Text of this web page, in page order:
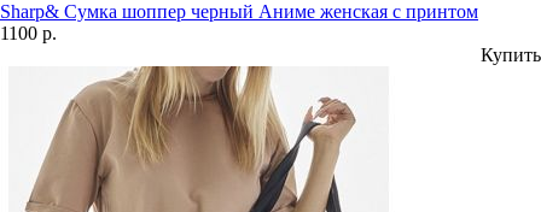
Sharp& Сумка шоппер черный Аниме женская с принтом
1100 р.
Купить